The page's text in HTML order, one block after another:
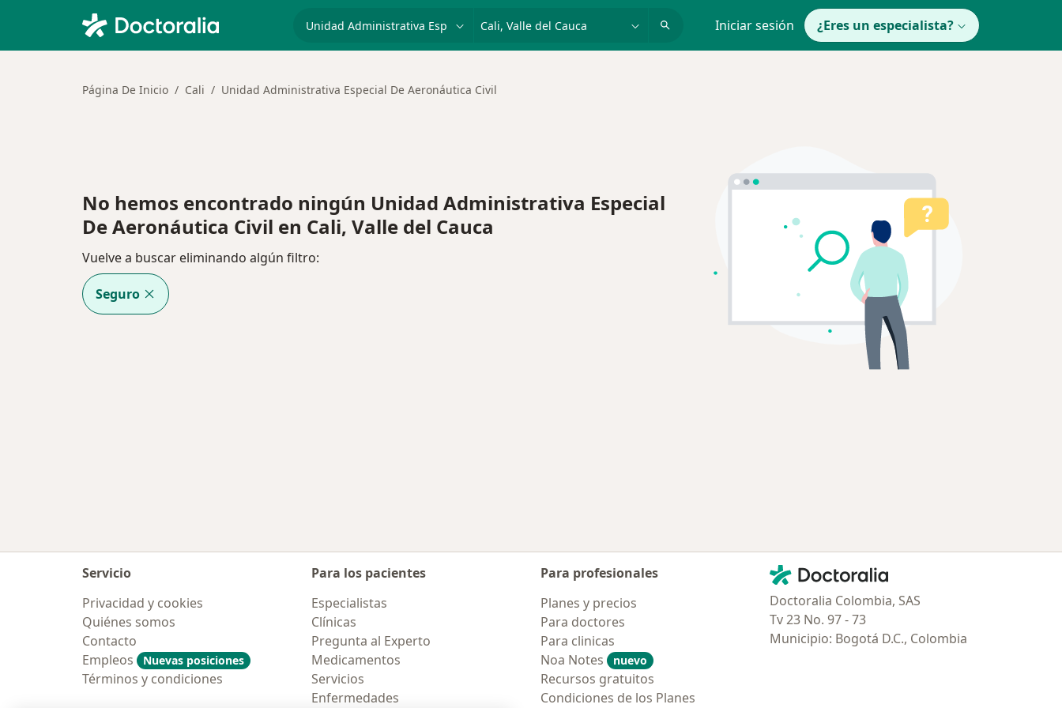
Iniciar sesión ¿Eres un especialista?
Página De Inicio Cali Unidad Administrativa Especial De Aeronáutica Civil
No hemos encontrado ningún Unidad Administrativa Especial
De Aeronáutica Civil en Cali, Valle del Cauca
Vuelve a buscar eliminando algún filtro:
Seguro
Servicio
Privacidad y cookies
Quiénes somos
Contacto
Empleos
Nuevas posiciones
Términos y condiciones
Para los pacientes
Especialistas
Clínicas
Pregunta al Experto
Medicamentos
Servicios
Enfermedades
Para profesionales
Planes y precios
Para doctores
Para clinicas
Noa Notes
nuevo
Recursos gratuitos
Condiciones de los Planes
Contacto
Doctoralia - Página de inicio
Doctoralia Colombia, SAS
Tv 23 No. 97 - 73
Municipio: Bogotá D.C., Colombia